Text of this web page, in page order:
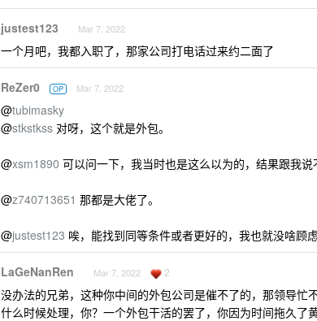
justest123 Mar 7, 2022
一个月吧，我都入职了，那家公司打电话过来约二面了
ReZer0 OP Mar 7, 2022
@tubimasky
@stkstkss 对呀，这个就是外包。
@xsm1890 可以问一下，我当时也是这么以为的，结果跟我说
@z740713651 那都是大佬了。
@justest123 唉，能找到同等条件或者更好的，我也就没啥顾虑
LaGeNanRen Mar 7, 2022 2
没办法的兄弟，这种你中间的外包公司是催不了的，那领导忙
什么时候处理，你？一个外包干活的罢了，你因为时间拖久了